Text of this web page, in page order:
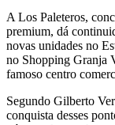
A Los Paleteros,
premium, dá
novas unidades no
no Shopping Granja
famoso centro
Segundo Gilberto
conquista desses